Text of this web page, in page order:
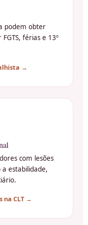
podem obter
férias e 13º
→
com lesões
estabilidade,
na CLT →